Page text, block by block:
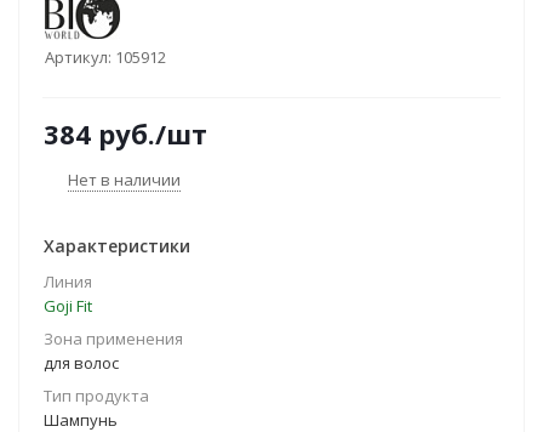
Артикул: 105912
384 руб./шт
Нет в наличии
Характеристики
Линия
Goji Fit
Зона применения
для волос
Тип продукта
Шампунь